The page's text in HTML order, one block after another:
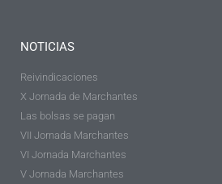
NOTICIAS
Reivindicaciones
X Jornada de Marchantes
Las bolsas se pagan
VII Jornada Marchantes
VI Jornada Marchantes
V Jornada Marchantes